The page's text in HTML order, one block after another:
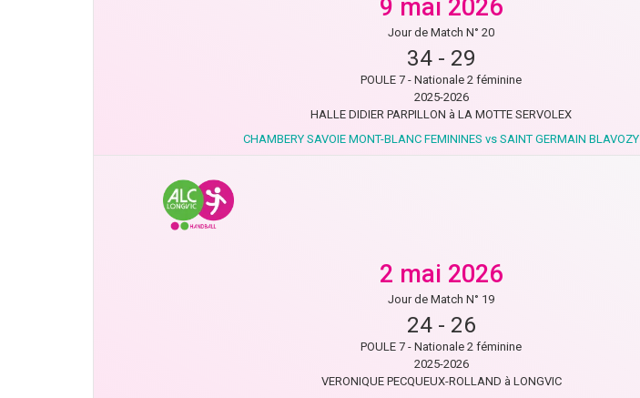
9 mai 2026
Jour de Match N° 20
34- 29
POULE 7 - Nationale 2 féminine
2025-2026
HALLE DIDIER PARPILLON à LA MOTTE SERVOLEX
CHAMBERY SAVOIE MONT-BLANC FEMININES vs SAINT GERMAIN BLAVOZY
2 mai 2026
Jour de Match N° 19
24- 26
POULE 7 - Nationale 2 féminine
2025-2026
VERONIQUE PECQUEUX-ROLLAND à LONGVIC